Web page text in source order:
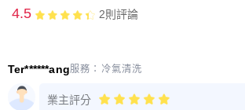
4.5 2則評論
Ter******ang服務： 冷氣清洗
業主評分